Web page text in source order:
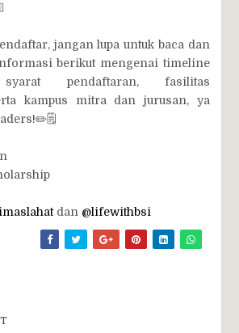
jangan lupa untuk baca dan
berikut mengenai timeline
syarat pendaftaran, fasilitas
kampus mitra dan jurusan, ya
dan @lifewithbsi